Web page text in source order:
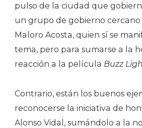
pulso de la ciudad que
un grupo de gobierno
Maloro Acosta, quien sí se
tema, pero para sumarse a la
reacción a la película Buzz
Contrario, están los buenos
reconocerse la iniciativa de
Alonso Vidal, sumándolo a la